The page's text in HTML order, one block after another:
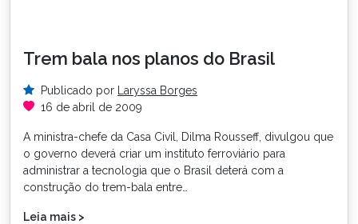
Trem bala nos planos do Brasil
Publicado por Laryssa Borges
16 de abril de 2009
A ministra-chefe da Casa Civil, Dilma Rousseff, divulgou que
o governo deverá criar um instituto ferroviário para
administrar a tecnologia que o Brasil deterá com a
construção do trem-bala entre…
Leia mais >